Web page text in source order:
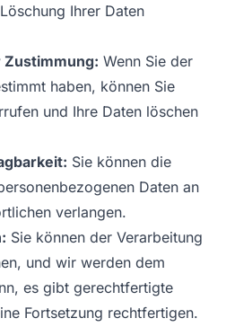
Ihrer Daten
Zustimmung: Wenn Sie der
haben, können Sie
und Ihre Daten löschen
Sie können die
Daten an
verlangen.
Sie können der Verarbeitung
und wir werden dem
es gibt gerechtfertigte
Fortsetzung rechtfertigen.